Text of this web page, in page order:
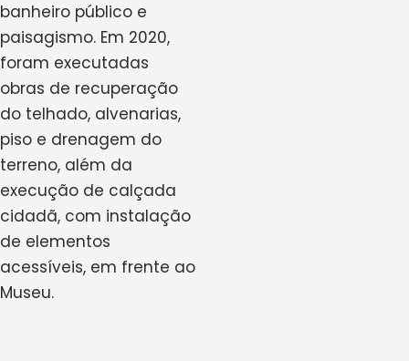
banheiro público e
paisagismo. Em 2020,
foram executadas
obras de recuperação
do telhado, alvenarias,
piso e drenagem do
terreno, além da
execução de calçada
cidadã, com instalação
de elementos
acessíveis, em frente ao
Museu.